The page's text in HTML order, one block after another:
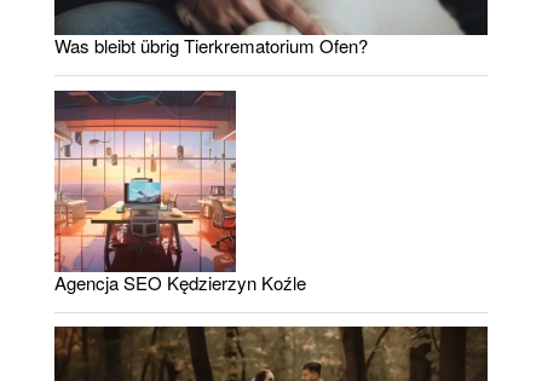
Was bleibt übrig Tierkrematorium Ofen?
Agencja SEO Kędzierzyn Koźle